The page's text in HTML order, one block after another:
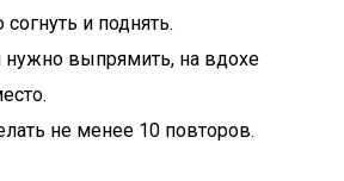
и поднять.
выпрямить, на вдохе
не менее 10 повторов.